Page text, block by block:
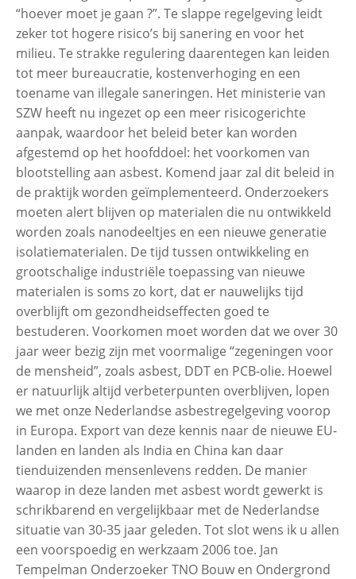
“hoever moet je gaan ?”. Te slappe regelgeving leidt
zeker tot hogere risico’s bij sanering en voor het
milieu. Te strakke regulering daarentegen kan leiden
tot meer bureaucratie, kostenverhoging en een
toename van illegale saneringen. Het ministerie van
SZW heeft nu ingezet op een meer risicogerichte
aanpak, waardoor het beleid beter kan worden
afgestemd op het hoofddoel: het voorkomen van
blootstelling aan asbest. Komend jaar zal dit beleid in
de praktijk worden geïmplementeerd. Onderzoekers
moeten alert blijven op materialen die nu ontwikkeld
worden zoals nanodeeltjes en een nieuwe generatie
isolatiematerialen. De tijd tussen ontwikkeling en
grootschalige industriële toepassing van nieuwe
materialen is soms zo kort, dat er nauwelijks tijd
overblijft om gezondheidseffecten goed te
bestuderen. Voorkomen moet worden dat we over 30
jaar weer bezig zijn met voormalige “zegeningen voor
de mensheid”, zoals asbest, DDT en PCB-olie. Hoewel
er natuurlijk altijd verbeterpunten overblijven, lopen
we met onze Nederlandse asbestregelgeving voorop
in Europa. Export van deze kennis naar de nieuwe EU-
landen en landen als India en China kan daar
tienduizenden mensenlevens redden. De manier
waarop in deze landen met asbest wordt gewerkt is
schrikbarend en vergelijkbaar met de Nederlandse
situatie van 30-35 jaar geleden. Tot slot wens ik u allen
een voorspoedig en werkzaam 2006 toe. Jan
Tempelman Onderzoeker TNO Bouw en Ondergrond